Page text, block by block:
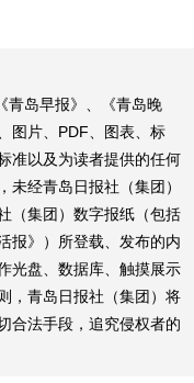
青岛早报》、《青岛晚
图片、PDF、图表、标
准以及为读者提供的任何
经青岛日报社（集团）
（集团）数字报纸（包括
报》）所登载、发布的内
光盘、数据库、触摸展示
，青岛日报社（集团）将
合法手段，追究侵权者的